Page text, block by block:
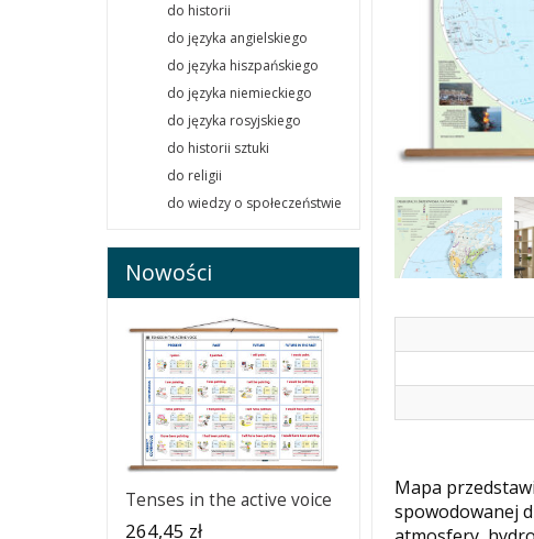
Mapa
spowodowanej
do historii
do języka angielskiego
do języka hiszpańskiego
do języka niemieckiego
do języka rosyjskiego
do historii sztuki
do religii
do wiedzy o społeczeństwie
Nowości
Tenses in the active voice
264,45 zł